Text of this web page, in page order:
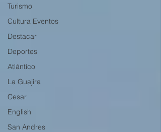
Turismo
Cultura Eventos
Destacar
Deportes
Atlántico
La Guajira
Cesar
English
San Andres